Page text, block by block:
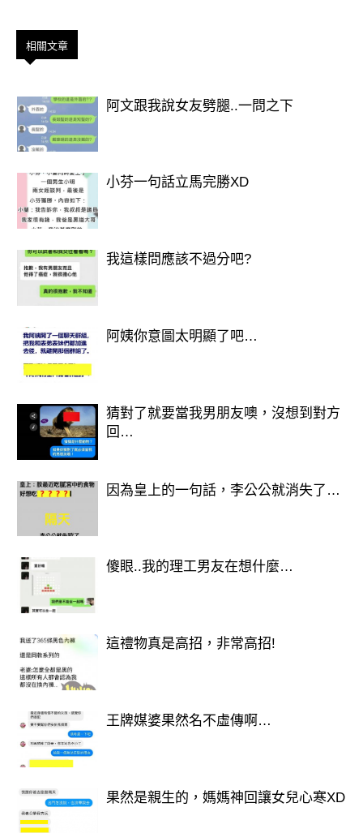
相關文章
阿文跟我說女友劈腿..一問之下
小芬一句話立馬完勝XD
我這樣問應該不過分吧?
阿姨你意圖太明顯了吧…
猜對了就要當我男朋友噢，沒想到對方
回…
因為皇上的一句話，李公公就消失了…
傻眼..我的理工男友在想什麼…
這禮物真是高招，非常高招!
王牌媒婆果然名不虛傳啊…
果然是親生的，媽媽神回讓女兒心寒XD